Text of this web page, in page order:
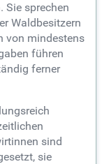
Sie sprechen
Waldbesitzern
von mindestens
führen
ferner
sind
sie